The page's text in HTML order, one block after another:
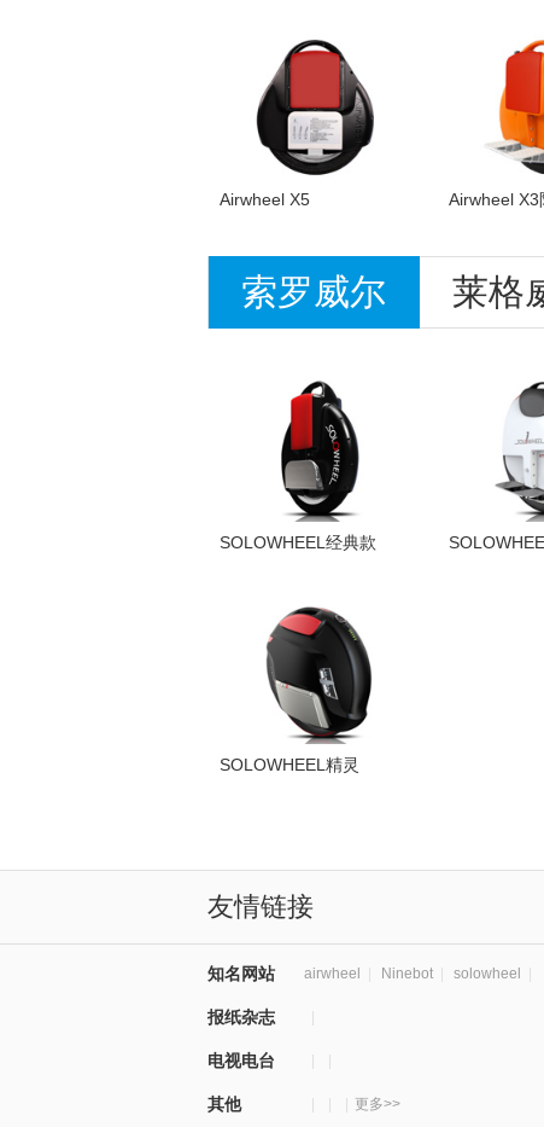
Airwheel X5 Airwheel X3
索罗威尔 莱格
SOLOWHEEL经典款
SOLOWHEEL精灵
友情链接
知名网站 airwheel Ninebot solowheel
报纸杂志
电视电台
其他 更多>>